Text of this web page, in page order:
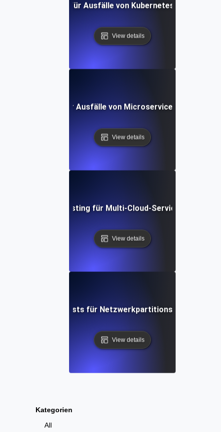
Kategorien
All
Chaos Testing für Ausfälle von Kubernetes-
View details
Chaos Testing für Ausfälle von Microservices-
View details
Chaos Testing für Multi-Cloud-Serviceausfälle
View details
Chaos-Tests für Netzwerkpartitionsszenarien
View details